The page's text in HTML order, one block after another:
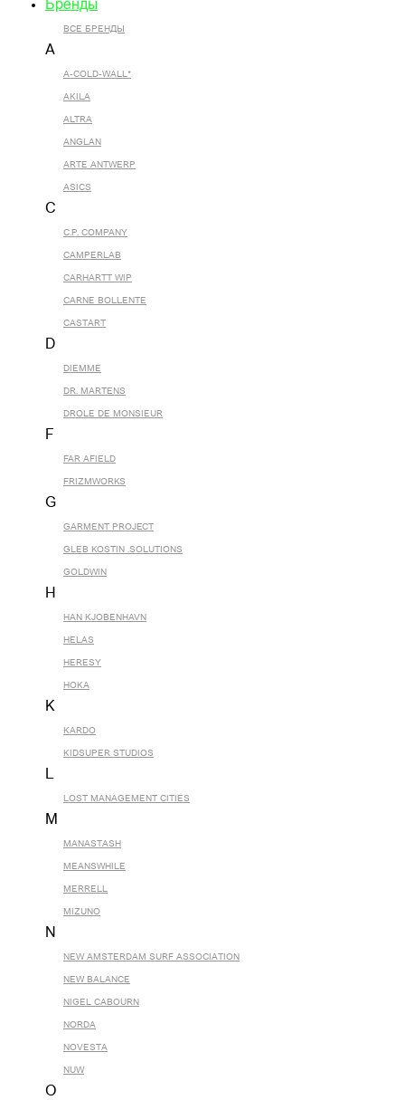
Бренды
ВСЕ БРЕНДЫ
A
A-COLD-WALL*
AKILA
ALTRA
ANGLAN
ARTE ANTWERP
ASICS
C
C.P. COMPANY
CAMPERLAB
CARHARTT WIP
CARNE BOLLENTE
CASTART
D
DIEMME
DR. MARTENS
DROLE DE MONSIEUR
F
FAR AFIELD
FRIZMWORKS
G
GARMENT PROJECT
GLEB KOSTIN .SOLUTIONS
GOLDWIN
H
HAN KJOBENHAVN
HELAS
HERESY
HOKA
K
KARDO
KIDSUPER STUDIOS
L
LOST MANAGEMENT CITIES
M
MANASTASH
MEANSWHILE
MERRELL
MIZUNO
N
NEW AMSTERDAM SURF ASSOCIATION
NEW BALANCE
NIGEL CABOURN
NORDA
NOVESTA
NUW
O